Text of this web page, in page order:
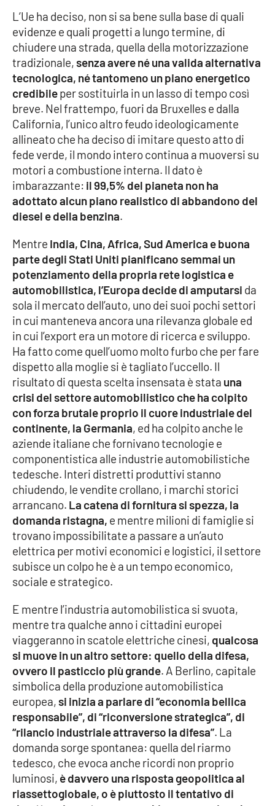
Leggendo Alvaro insieme
Imprese Di Calabria
Le perfidie di Antonella Grippo
Venti di comunicazione
STREAMING
LaC TV
LaC Network
LaC OnAir
EDIZIONI
LOCALI
Catanzaro
Crotone
Vibo Valentia
Reggio Calabria
Cosenza
Lamezia Terme
PROGETTI
SPECIALI
Buona Sanità Calabria
LA
CALABRIAVISIONE
Destinazioni
Eventi
Food
Storie
LAC
NETWORK
L’Ue ha deciso, non si sa bene sulla base di quali
evidenze e quali progetti a lungo termine, di
chiudere una strada, quella della motorizzazione
tradizionale,senza avere né una valida alternativa
tecnologica, né tantomeno un piano energetico
credibileper sostituirla in un lasso di tempo così
breve. Nel frattempo, fuori da Bruxelles e dalla
California, l’unico altro feudo ideologicamente
allineato che ha deciso di imitare questo atto di
fede verde, il mondo intero continua a muoversi su
motori a combustione interna. Il dato è
imbarazzante: il 99,5% del pianeta non ha
adottato alcun piano realistico di abbandono del
diesel e della benzina.
Mentre India, Cina, Africa, Sud America e buona
parte degli Stati Uniti pianificano semmai un
potenziamento della propria rete logistica e
automobilistica, l’Europa decide di amputarsi da
sola il mercato dell’auto, uno dei suoi pochi settori
in cui manteneva ancora una rilevanza globale ed
in cui l’export era un motore di ricerca e sviluppo.
Ha fatto come quell’uomo molto furbo che per fare
dispetto alla moglie si è tagliato l’uccello. Il
risultato di questa scelta insensata è stata una
crisi del settore automobilistico che ha colpito
con forza brutale proprio il cuore industriale del
continente, la Germania, ed ha colpito anche le
aziende italiane che fornivano tecnologie e
componentistica alle industrie automobilistiche
tedesche. Interi distretti produttivi stanno
chiudendo, le vendite crollano, i marchi storici
arrancano. La catena di fornitura si spezza, la
domanda ristagna, e mentre milioni di famiglie si
trovano impossibilitate a passare a un’auto
elettrica per motivi economici e logistici, il settore
subisce un colpo he è a un tempo economico,
sociale e strategico.
E mentre l’industria automobilistica si svuota,
mentre tra qualche anno i cittadini europei
viaggeranno in scatole elettriche cinesi, qualcosa
si muove in un altro settore: quello della difesa,
ovvero il pasticcio più grande. A Berlino, capitale
simbolica della produzione automobilistica
europea,si inizia a parlare di “economia bellica
responsabile”, di “riconversione strategica”, di
“rilancio industriale attraverso la difesa”. La
domanda sorge spontanea: quella del riarmo
tedesco, che evoca anche ricordi non proprio
luminosi, è davvero una risposta geopolitica al
riassettoglobale, o è piuttosto il tentativo di